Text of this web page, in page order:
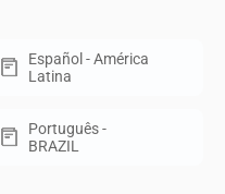
Español - América
Latina
Português -
BRAZIL